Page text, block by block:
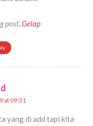
post..Gelap
at 09:31
yang di add tapi kita